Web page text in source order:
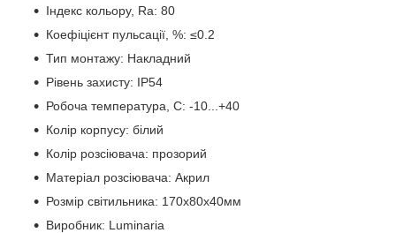
Індекс кольору, Ra: 80
Коефіцієнт пульсації, %: ≤0.2
Тип монтажу: Накладний
Рівень захисту: IP54
Робоча температура, С: -10...+40
Колір корпусу: бiлий
Колір розсіювача: прозорий
Матеріал розсіювача: Акрил
Розмір світильника: 170х80х40мм
Виробник: Luminaria